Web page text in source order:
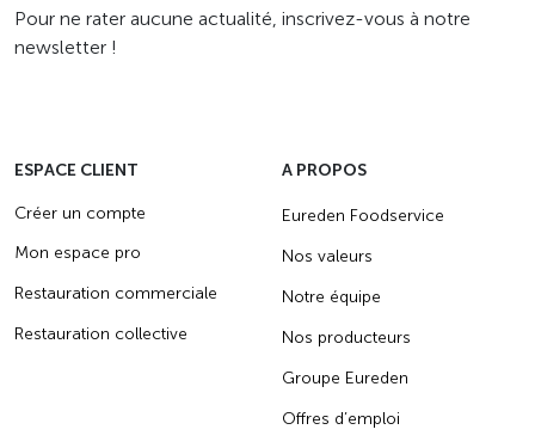
Pour ne rater aucune actualité, inscrivez-vous à notre
newsletter !
ESPACE CLIENT
Créer un compte
Mon espace pro
Restauration commerciale
Restauration collective
A PROPOS
Eureden Foodservice
Nos valeurs
Notre équipe
Nos producteurs
Groupe Eureden
Offres d’emploi